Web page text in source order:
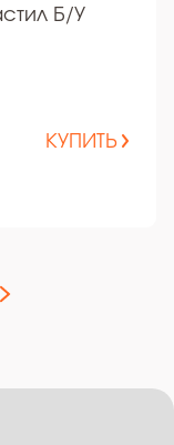
Б/У
КУПИТЬ